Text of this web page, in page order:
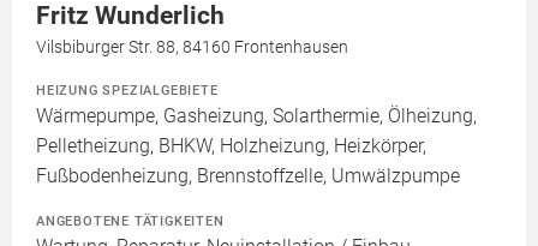
Fritz Wunderlich
Vilsbiburger Str. 88, 84160 Frontenhausen
HEIZUNG SPEZIALGEBIETE
Wärmepumpe, Gasheizung, Solarthermie, Ölheizung,
Pelletheizung, BHKW, Holzheizung, Heizkörper,
Fußbodenheizung, Brennstoffzelle, Umwälzpumpe
ANGEBOTENE TÄTIGKEITEN